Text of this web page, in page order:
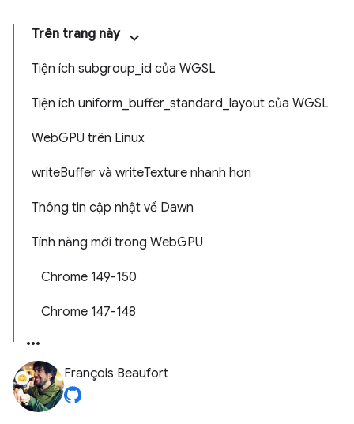
Trên trang này
Tiện ích subgroup_id của WGSL
Tiện ích uniform_buffer_standard_layout của WGSL
WebGPU trên Linux
writeBuffer và writeTexture nhanh hơn
Thông tin cập nhật về Dawn
Tính năng mới trong WebGPU
Chrome 149-150
Chrome 147-148
François Beaufort